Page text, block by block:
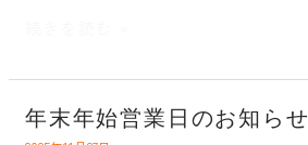
業
の
年末年始営業日のお知らせ
年